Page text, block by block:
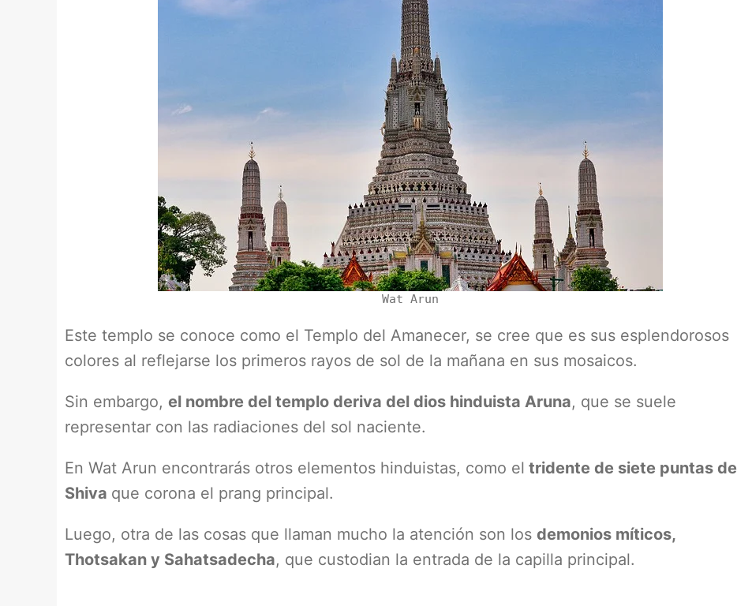
Wat Arun
Este templo se conoce como el Templo del Amanecer, se cree que es sus esplendorosos
colores al reflejarse los primeros rayos de sol de la mañana en sus mosaicos.
Sin embargo, el nombre del templo deriva del dios hinduista Aruna, que se suele
representar con las radiaciones del sol naciente.
En Wat Arun encontrarás otros elementos hinduistas, como el tridente de siete puntas de
Shiva que corona el prang principal.
Luego, otra de las cosas que llaman mucho la atención son los demonios míticos,
Thotsakan y Sahatsadecha, que custodian la entrada de la capilla principal.